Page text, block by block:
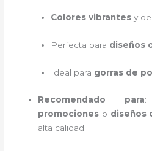
Colores vibrantesy de
Perfecta para diseños
Ideal para gorras de
Recomendado para
promociones o diseños
alta calidad.